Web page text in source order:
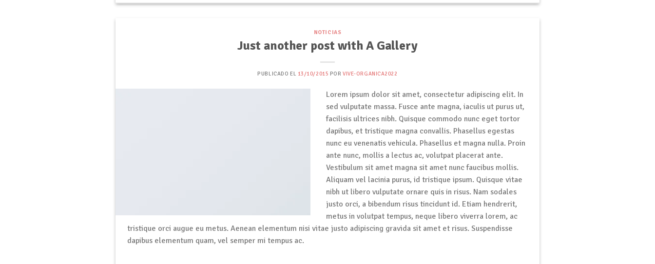
NOTICIAS
Just another post with A Gallery
PUBLICADO EL 13/10/2015 PORVIVE-ORGANICA2022
Lorem ipsum dolor sit amet, consectetur adipiscing elit. In
sed vulputate massa. Fusce ante magna, iaculis ut purus ut,
facilisis ultrices nibh. Quisque commodo nunc eget tortor
dapibus, et tristique magna convallis. Phasellus egestas
nunc eu venenatis vehicula. Phasellus et magna nulla. Proin
ante nunc, mollis a lectus ac, volutpat placerat ante.
Vestibulum sit amet magna sit amet nunc faucibus mollis.
Aliquam vel lacinia purus, id tristique ipsum. Quisque vitae
nibh ut libero vulputate ornare quis in risus. Nam sodales
justo orci, a bibendum risus tincidunt id. Etiam hendrerit,
metus in volutpat tempus, neque libero viverra lorem, ac
tristique orci augue eu metus. Aenean elementum nisi vitae justo adipiscing gravida sit amet et risus. Suspendisse
dapibus elementum quam, vel semper mi tempus ac.